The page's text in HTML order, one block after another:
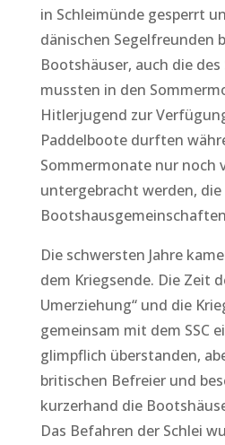
in Schleimünde gesperrt
dänischen Segelfreunden
Bootshäuser, auch die des
mussten in den
Hitlerjugend zur
Paddelboote durften
Sommermonate nur noch
untergebracht werden,
Die schwersten Jahre
dem Kriegsende. Die Zeit
Umerziehung“ und die
gemeinsam mit dem SSC
glimpflich überstanden,
britischen Befreier und
kurzerhand die
Das Befahren der Schlei